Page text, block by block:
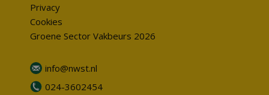
Privacy
Cookies
Groene Sector Vakbeurs 2026
info@nwst.nl
024-3602454